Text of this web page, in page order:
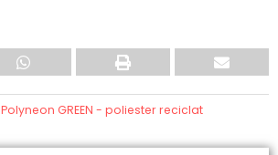
Polyneon GREEN - poliester reciclat